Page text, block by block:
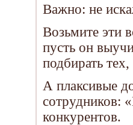
Важно: не
Возьмите эти
пусть он
подбирать тех,
А плаксивые
сотрудников:
конкурентов.